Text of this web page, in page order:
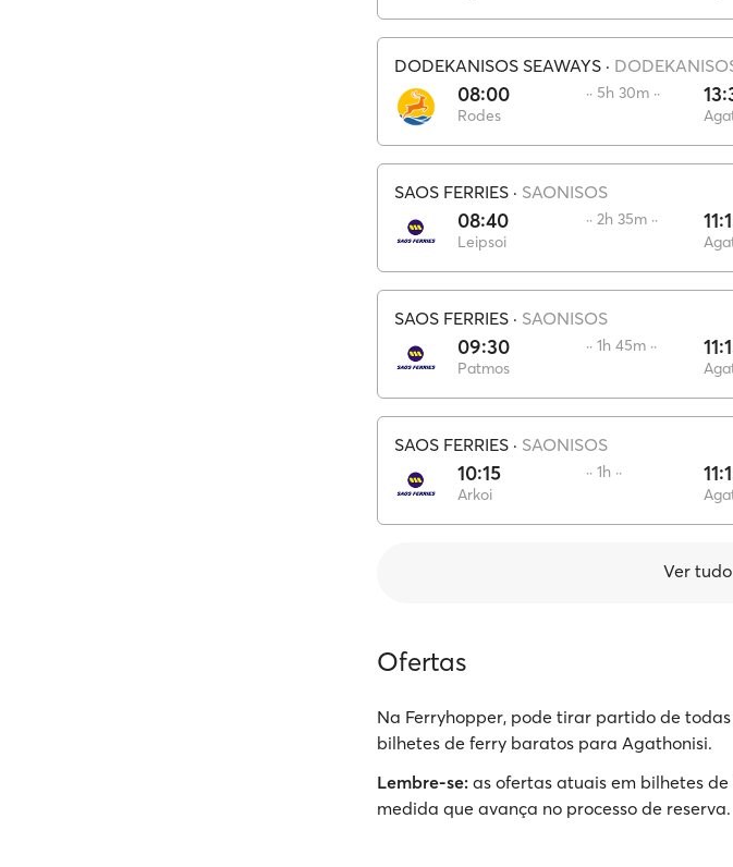
DODEKANISOS SEAWAYS ·
08:00
Rodes
·· 5h 30m ··
SAOS FERRIES · SAONISOS
08:40
Leipsoi
·· 2h 35m ··
SAOS FERRIES · SAONISOS
09:30
Patmos
·· 1h 45m ··
SAOS FERRIES · SAONISOS
10:15
Arkoi
·· 1h ··
Ver tudo
Ofertas
Na Ferryhopper, pode tirar partido de
bilhetes de ferry baratos para Agathonisi.
Lembre-se: as ofertas atuais em bilhetes
medida que avança no processo de reserva.